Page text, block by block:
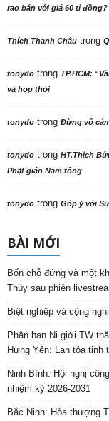
rao bán với giá 60 tỉ đồng?
Thích Thanh Châu trong
tonydo trong TP.HCM:
và hợp thời
tonydo trong Đừng vô
tonydo trong HT.Thích
Phật giáo Nam tông
tonydo trong Góp ý với
BÀI MỚI
Bốn chỗ đứng và một
Thúy sau phiên
Biệt nghiệp và cộng
Phân ban Ni giới TW
Hưng Yên: Lan tỏa tinh
Ninh Bình: Hội nghị
nhiệm kỳ 2026-2031
Bắc Ninh: Hòa thượng